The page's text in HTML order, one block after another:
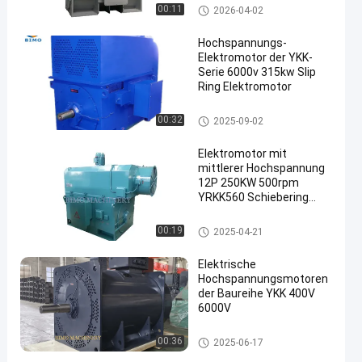
00:11 Hochspannungselektromotor
2026-04-02
00:32
Hochspannungs-
Elektromotor der YKK-
Serie 6000v 315kw Slip
Ring Elektromotor
Hochspannungselektromotor
2025-09-02
00:19
Elektromotor mit
mittlerer Hochspannung
12P 250KW 500rpm
YRKK560 Schiebering
Hochspannungselektromotor
2025-04-21
00:36
Elektrische
Hochspannungsmotoren
der Baureihe YKK 400V
6000V
Hochspannungselektromotor
2025-06-17